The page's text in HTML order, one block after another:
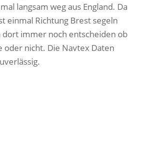
langsam weg aus England. Da
einmal Richtung Brest segeln
dort immer noch entscheiden ob
oder nicht. Die Navtex Daten